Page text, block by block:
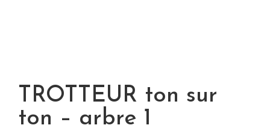
TROTTEUR ton sur
ton – arbre 1